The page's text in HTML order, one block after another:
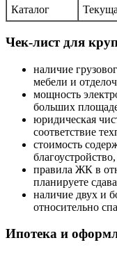
Каталог
Чек-лист для
наличие
мебели и
мощность
больших
юридическая
соответствие
стоимость
правила ЖК в
планируете
наличие двух и
относительно
Ипотека и